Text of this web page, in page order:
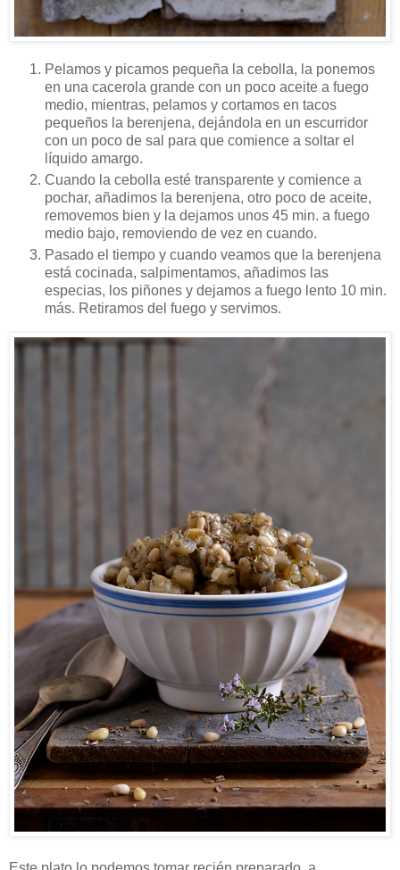
Pelamos y picamos pequeña la cebolla, la ponemos
en una cacerola grande con un poco aceite a fuego
medio, mientras, pelamos y cortamos en tacos
pequeños la berenjena, dejándola en un escurridor
con un poco de sal para que comience a soltar el
líquido amargo.
Cuando la cebolla esté transparente y comience a
pochar, añadimos la berenjena, otro poco de aceite,
removemos bien y la dejamos unos 45 min. a fuego
medio bajo, removiendo de vez en cuando.
Pasado el tiempo y cuando veamos que la berenjena
está cocinada, salpimentamos, añadimos las
especias, los piñones y dejamos a fuego lento 10 min.
más. Retiramos del fuego y servimos.